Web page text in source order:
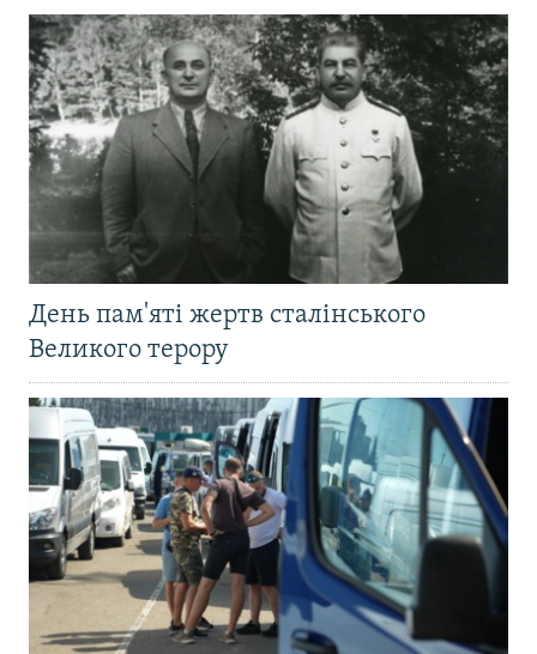
День пам'яті жертв сталінського
Великого терору